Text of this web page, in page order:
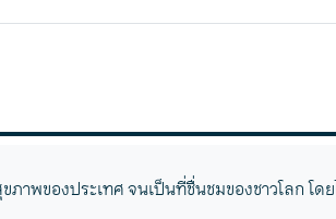
าพของประเทศ จนเป็นที่ชื่นชมของชาวโลก โด